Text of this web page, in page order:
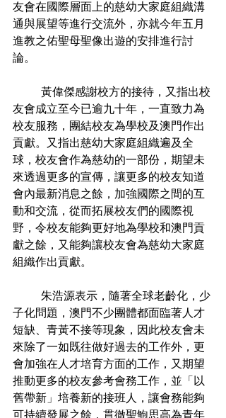
友會在國際層面上的慈幼大家庭組織溝
通與展望等進行交流外，亦就今年五月
進教之佑聖母聖像出遊的安排進行討
論。
友會成立至今已逾九十年，一直致力為
校友服務，團結校友為學校及澳門作出
貢獻。又指出慈幼大家庭組織遍及全
球，校友會作為慈幼的一部份，期望未
來透過更多的宣傳，讓更多的校友知道
會內最新消息之餘，加強國際之間的互
動和交流，從而拓展校友們的國際視
野，令校友能夠更好地為學校和澳門貢
獻之餘，又能夠讓校友會為慈幼大家庭
組織作出貢獻。
子化問題，澳門不少團體都面臨著人才
短缺、青黃不接等現象，因此校友會未
來除了一如既往做好過去的工作外，更
會加強在人才培育方面的工作，又期望
推動更多的校友參考會務工作，並「以
舊帶新」培養新的接班人，讓會務能夠
可持續發展之餘，貫徹聖鮑思高為青年